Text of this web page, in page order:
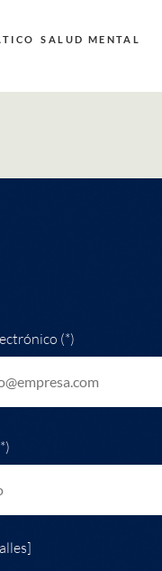
SALUD MENTAL
(*)